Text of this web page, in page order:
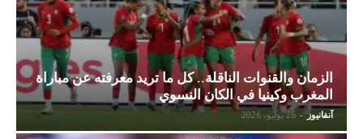
الزمان والقنوات الناقلة.. كل ما تريد معرفته عن مباراة
المغرب وكينيا في الكان النسوي
آنفانيوز - 26 يوليو، 2026